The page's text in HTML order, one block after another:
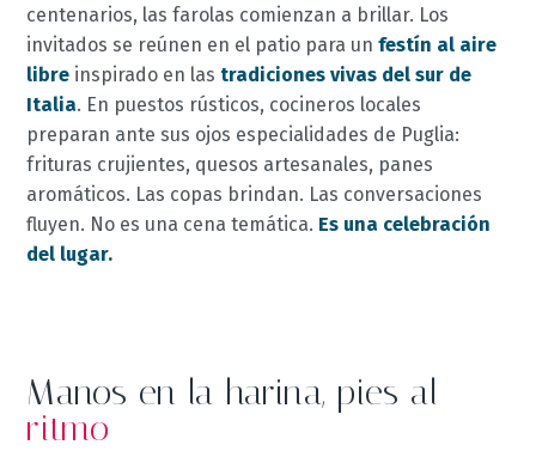
centenarios, las farolas comienzan a brillar. Los
invitados se reúnen en el patio para unfestín al aire
libre inspirado en las tradiciones vivas del sur de
Italia. En puestos rústicos, cocineros locales
preparan ante sus ojos especialidades de Puglia:
frituras crujientes, quesos artesanales, panes
aromáticos. Las copas brindan. Las conversaciones
fluyen. No es una cena temática. Es una celebración
del lugar.
Manos en la harina, pies al
ritmo